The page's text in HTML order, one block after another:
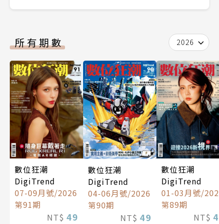
所有期數 2026
數位狂潮
DigiTrend
07-09月號/2026
第91期
NT$ 49
數位狂潮
DigiTrend
04-06月號/2026
第90期
NT$ 49
數位狂潮
DigiTrend
01-03月號/
第89期
NT$